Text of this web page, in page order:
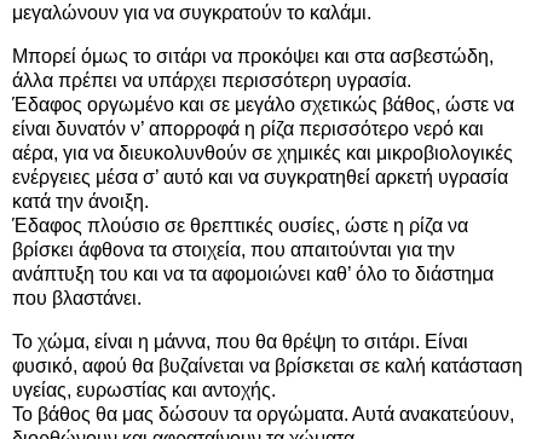
μεγαλώνουν για να συγκρατούν το καλάμι.
Μπορεί όμως το σιτάρι να προκόψει και στα ασβεστώδη,
άλλα πρέπει να υπάρχει περισσότερη υγρασία.
Έδαφος οργωμένο και σε μεγάλο σχετικώς βάθος, ώστε να
είναι δυνατόν ν’ απορροφά η ρίζα περισσότερο νερό και
αέρα, για να διευκολυνθούν σε χημικές και μικροβιολογικές
ενέργειες μέσα σ’ αυτό και να συγκρατηθεί αρκετή υγρασία
κατά την άνοιξη.
Έδαφος πλούσιο σε θρεπτικές ουσίες, ώστε η ρίζα να
βρίσκει άφθονα τα στοιχεία, που απαιτούνται για την
ανάπτυξη του και να τα αφομοιώνει καθ’ όλο το διάστημα
που βλαστάνει.
Το χώμα, είναι η μάννα, που θα θρέψη το σιτάρι. Είναι
φυσικό, αφού θα βυζαίνεται να βρίσκεται σε καλή κατάσταση
υγείας, ευρωστίας και αντοχής.
Το βάθος θα μας δώσουν τα οργώματα. Αυτά ανακατεύουν,